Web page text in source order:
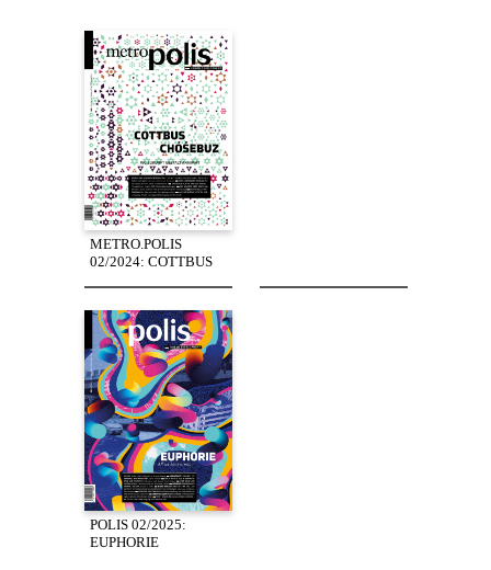
METRO.POLIS
02/2024: COTTBUS
POLIS 02/2025:
EUPHORIE